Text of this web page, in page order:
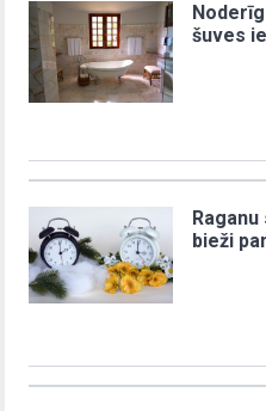
šuves
bieži